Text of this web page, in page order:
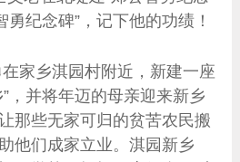
勇纪念碑”，记下他的功绩！
家乡淇园村附近，新建一座
，并将年迈的母亲迎来新乡
那些无家可归的贫苦农民搬
他们成家立业。淇园新乡